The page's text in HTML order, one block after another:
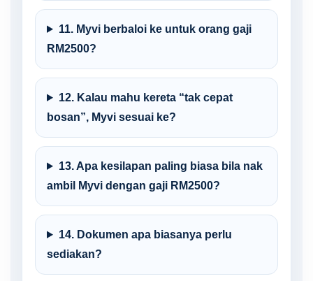
11. Myvi berbaloi ke untuk orang gaji
RM2500?
12. Kalau mahu kereta “tak cepat
bosan”, Myvi sesuai ke?
13. Apa kesilapan paling biasa bila nak
ambil Myvi dengan gaji RM2500?
14. Dokumen apa biasanya perlu
sediakan?